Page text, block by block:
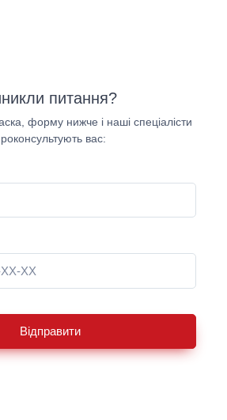
питання?
форму нижче і наші спеціалісти
вас:
Відправити